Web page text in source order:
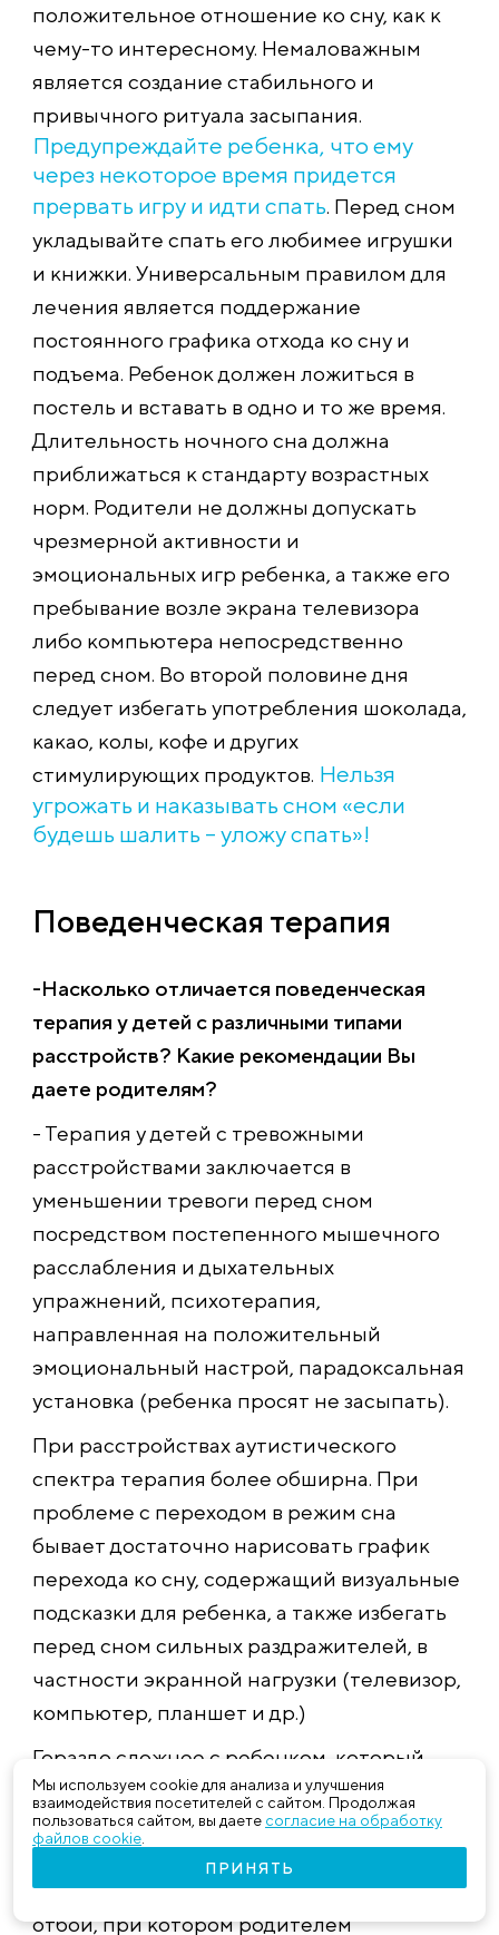
Мы используем cookie для анализа и улучшения
взаимодействия посетителей с сайтом. Продолжая
пользоваться сайтом, вы даете согласие на обработку
файлов cookie
ПРИНЯТЬ
положительное отношение ко сну, как к
чему-то интересному. Немаловажным
является создание стабильного и
привычного ритуала засыпания.
Предупреждайте ребенка, что ему
через некоторое время придется
прервать игру и идти спать. Перед сном
укладывайте спать его любимее игрушки
и книжки. Универсальным правилом для
лечения является поддержание
постоянного графика отхода ко сну и
подъема. Ребенок должен ложиться в
постель и вставать в одно и то же время.
Длительность ночного сна должна
приближаться к стандарту возрастных
норм. Родители не должны допускать
чрезмерной активности и
эмоциональных игр ребенка, а также его
пребывание возле экрана телевизора
либо компьютера непосредственно
перед сном. Во второй половине дня
следует избегать употребления шоколада,
какао, колы, кофе и других
стимулирующих продуктов. Нельзя
угрожать и наказывать сном «если
будешь шалить – уложу спать»!
Поведенческая терапия
-Насколько отличается поведенческая
терапия у детей с различными типами
расстройств? Какие рекомендации Вы
даете родителям?
- Терапия у детей с тревожными
расстройствами заключается в
уменьшении тревоги перед сном
посредством постепенного мышечного
расслабления и дыхательных
упражнений, психотерапия,
направленная на положительный
эмоциональный настрой, парадоксальная
установка (ребенка просят не засыпать).
При расстройствах аутистического
спектра терапия более обширна. При
проблеме с переходом в режим сна
бывает достаточно нарисовать график
перехода ко сну, содержащий визуальные
подсказки для ребенка, а также избегать
перед сном сильных раздражителей, в
частности экранной нагрузки (телевизор,
компьютер, планшет и др.)
Гораздо сложнее с ребенком, который
сопротивляется сну. И в этом случае
родителям следует проявить особую
настойчивость и бескомпромисснос
Правилом может стать стандартный
отбой, при котором родителем